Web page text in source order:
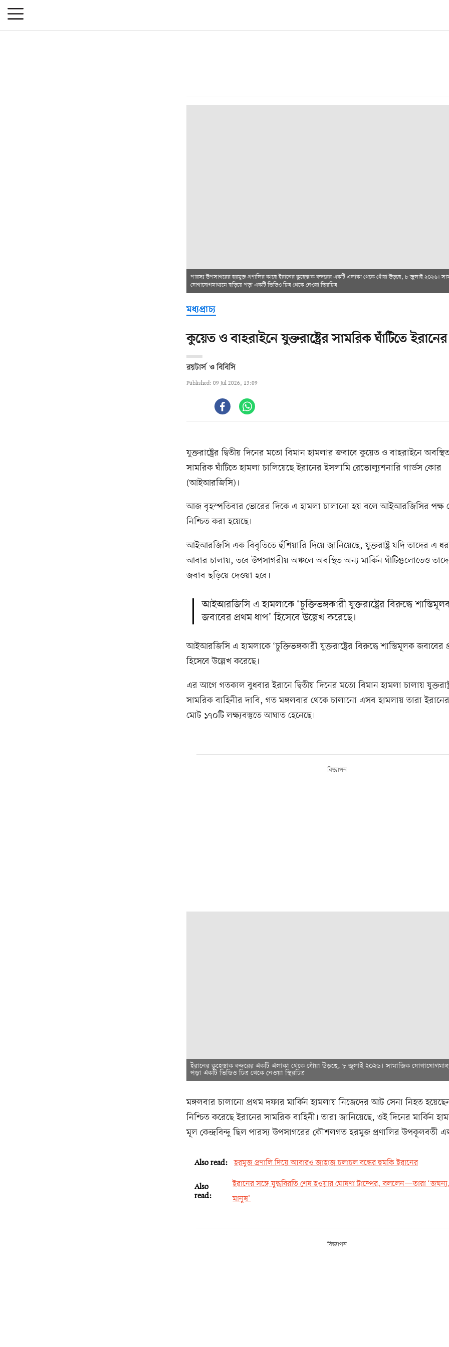
পারস্য উপসাগরের হরমুজ প্রণালির কাছে ইরানের কুহেস্তাক বন্দরের একটি এলাকা থেকে ধোঁয়া উড়ছে, ৮ জুলাই ২০২৬।
যোগাযোগমাধ্যমে ছড়িয়ে পড়া একটি ভিডিও চিত্র থেকে নেওয়া স্থিরচিত্র
মধ্যপ্রাচ্য
কুয়েত ও বাহরাইনে যুক্তরাষ্ট্রের সামরিক ঘাঁটিতে
রয়টার্স বিবিসি
Published: 09 Jul 2026, 13:09
যুক্তরাষ্ট্রের দ্বিতীয় দিনের মতো বিমান হামলার জবাবে কুয়েত ও বাহরাইনে
সামরিক ঘাঁটিতে হামলা চালিয়েছে ইরানের ইসলামি রেভোল্যুশনারি গার্ডস কোর
(আইআরজিসি)।
আজ বৃহস্পতিবার ভোরের দিকে এ হামলা চালানো হয় বলে আইআরজিসির পক্ষ
নিশ্চিত করা হয়েছে।
আইআরজিসি এক বিবৃতিতে হুঁশিয়ারি দিয়ে জানিয়েছে, যুক্তরাষ্ট্র যদি তাদের এ
আবার চালায়, তবে উপসাগরীয় অঞ্চলে অবস্থিত অন্য মার্কিন ঘাঁটিগুলোতেও
জবাব ছড়িয়ে দেওয়া হবে।
আইআরজিসি এ হামলাকে ‘চুক্তিভঙ্গকারী যুক্তরাষ্ট্রের বিরুদ্ধে
জবাবের প্রথম ধাপ’ হিসেবে উল্লেখ করেছে।
আইআরজিসি এ হামলাকে ‘চুক্তিভঙ্গকারী যুক্তরাষ্ট্রের বিরুদ্ধে শাস্তিমূলক জবাবের
হিসেবে উল্লেখ করেছে।
এর আগে গতকাল বুধবার ইরানে দ্বিতীয় দিনের মতো বিমান হামলা চালায়
সামরিক বাহিনীর দাবি, গত মঙ্গলবার থেকে চালানো এসব হামলায় তারা
মোট ১৭০টি লক্ষ্যবস্তুতে আঘাত হেনেছে।
বিজ্ঞাপন
ইরানের কুহেস্তাক বন্দরের একটি এলাকা থেকে ধোঁয়া উড়ছে, ৮ জুলাই ২০২৬। সামাজিক
পড়া একটি ভিডিও চিত্র থেকে নেওয়া স্থিরচিত্র
মঙ্গলবার চালানো প্রথম দফার মার্কিন হামলায় নিজেদের আট সেনা নিহত
নিশ্চিত করেছে ইরানের সামরিক বাহিনী। তারা জানিয়েছে, ওই দিনের মার্কিন
মূল কেন্দ্রবিন্দু ছিল পারস্য উপসাগরের কৌশলগত হরমুজ প্রণালির উপকূলবর্তী
Also read: হরমুজ প্রণালি দিয়ে আবারও জাহাজ চলাচল বন্ধের হুমকি ইরানের
Also
read:
ইরানের সঙ্গে যুদ্ধবিরতি শেষ হওয়ার ঘোষণা ট্রাম্পের, বললেন—তারা
মানুষ’
বিজ্ঞাপন